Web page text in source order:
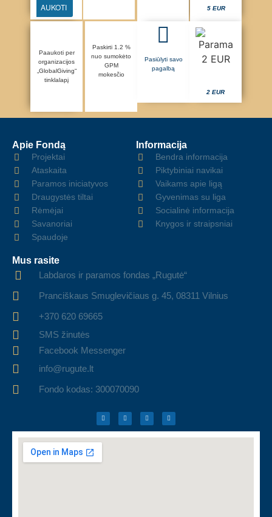
AUKOTI 5 EUR
Paaukoti per
organizacijos
„GlobalGiving“
tinklalapį
Paskirti 1.2 %
nuo sumokėto
GPM
mokesčio
Pasiūlyti savo
pagalbą
2 EUR
Apie Fondą
Projektai
Ataskaita
Paramos iniciatyvos
Draugystės tiltai
Rėmėjai
Savanoriai
Spaudoje
Informacija
Bendra informacija
Piktybiniai navikai
Vaikams apie ligą
Gyvenimas su liga
Socialinė informacija
Knygos ir straipsniai
Mus rasite
Labdaros ir paramos fondas „Rugutė“
Pranciškaus Smuglevičiaus g. 45, 08311 Vilnius
+370 620 69665
SMS žinutės
Facebook Messenger
info@rugute.lt
Fondo kodas: 300070090